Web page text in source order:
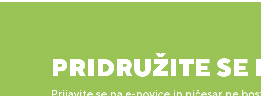
PRIDRUŽITE SE
Prijavite se na e-novice in ničesar ne